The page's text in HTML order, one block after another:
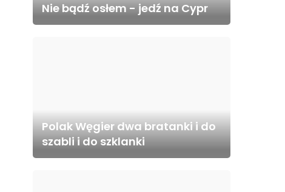
Nie bądź osłem - jedź na Cypr
Polak Węgier dwa bratanki i do
szabli i do szklanki